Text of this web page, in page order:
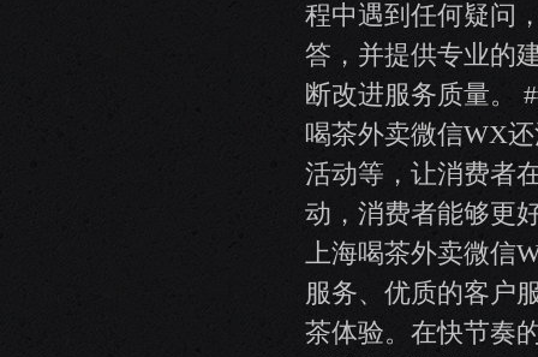
程中遇到任何疑问
答，并提供专业的
断改进服务质量。
喝茶外卖微信WX
活动等，让消费者
动，消费者能够更
上海喝茶外卖微信
服务、优质的客户
茶体验。在快节奏